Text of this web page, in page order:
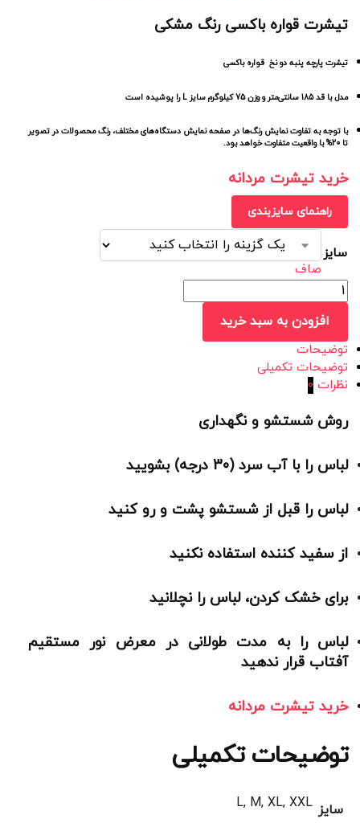
تیشرت قواره باکسی رنگ مشکی
تیشرت پارچه پنبه دو نخ قواره باکسی
مدل با قد 185 سانتی‌متر و وزن 75 کیلوگرم سایز L را پوشیده است
با توجه به تفاوت نمایش رنگ‌ها در صفحه نمایش دستگاه‌های مختلف، رنگ محصولات در تصویر
تا 20% با واقعیت متفاوت خواهد بود.
خرید تیشرت مردانه
راهنمای سایزبندی
سایز
صاف
افزودن به سبد خرید
توضیحات
توضیحات تکمیلی
نظرات 0
روش شستشو و نگهداری
لباس را با آب سرد (30 درجه) بشویید
لباس را قبل از شستشو پشت و رو کنید
از سفید کننده استفاده نکنید
برای خشک کردن، لباس را نچلانید
لباس را به مدت طولانی در معرض نور مستقیم
آفتاب قرار ندهید
خرید تیشرت مردانه
توضیحات تکمیلی
سایز L, M, XL, XXL